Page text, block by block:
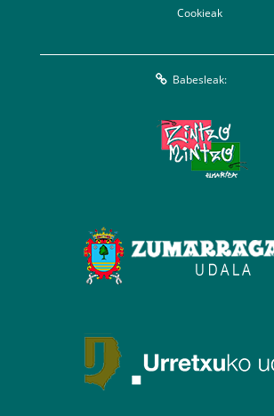
Cookieak
Babesleak: